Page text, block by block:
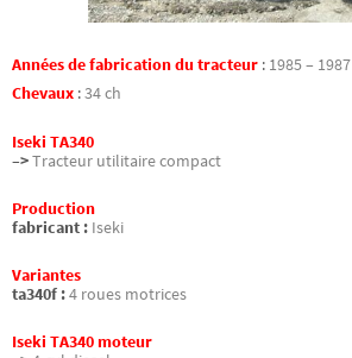
Années de fabrication du tracteur : 1985 – 1987
Chevaux :34 ch
Iseki TA340
–>Tracteur utilitaire compact
Production
fabricant : Iseki
Variantes
ta340f :4 roues motrices
Iseki TA340 moteur